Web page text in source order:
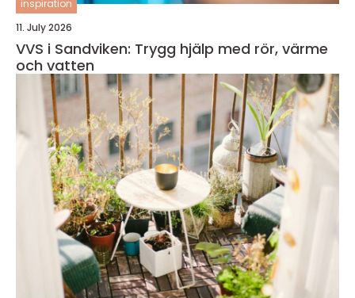
inspiration
11. July 2026
VVS i Sandviken: Trygg hjälp med rör, värme
och vatten